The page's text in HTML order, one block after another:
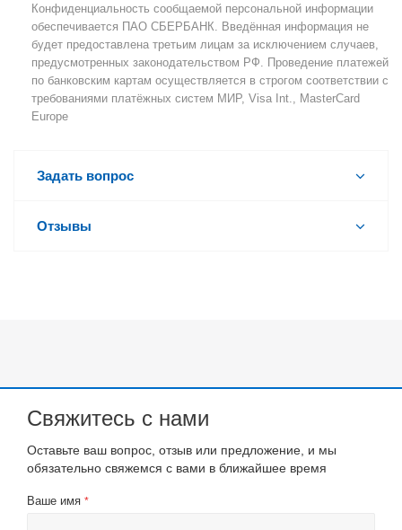
Конфиденциальность сообщаемой персональной информации
обеспечивается ПАО СБЕРБАНК. Введённая информация не
будет предоставлена третьим лицам за исключением случаев,
предусмотренных законодательством РФ. Проведение платежей
по банковским картам осуществляется в строгом соответствии с
требованиями платёжных систем МИР, Visa Int., MasterCard
Europe
Задать вопрос
Отзывы
Свяжитесь с нами
Оставьте ваш вопрос, отзыв или предложение, и мы
обязательно свяжемся с вами в ближайшее время
Ваше имя *